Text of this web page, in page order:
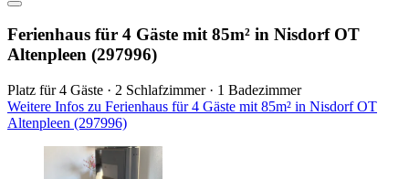
Ferienhaus für 4 Gäste mit 85m² in Nisdorf OT
Altenpleen (297996)
Platz für 4 Gäste · 2 Schlafzimmer · 1 Badezimmer
Weitere Infos zu Ferienhaus für 4 Gäste mit 85m² in Nisdorf OT
Altenpleen (297996)